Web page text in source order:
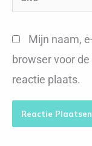
Mijn naam,
browser voor
reactie plaats.